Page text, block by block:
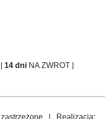
14 dni NA ZWROT |
| Realizacja: